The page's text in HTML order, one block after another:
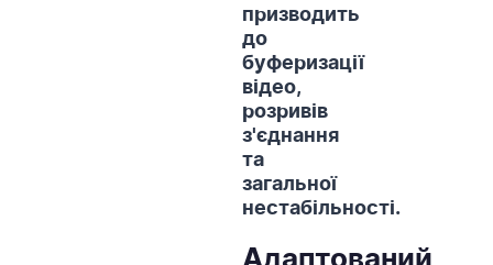
призводить
до
буферизації
відео,
розривів
з'єднання
та
загальної
нестабільності.